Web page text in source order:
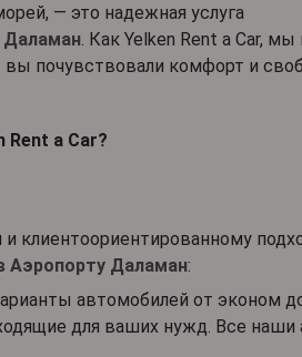
— это надежная услуга
Даламан . Как Yelken Rent a Car,
вы почувствовали комфорт и
a Car?
клиентоориентированному
Аэропорту Даламан:
автомобилей от эконом
для ваших нужд. Все